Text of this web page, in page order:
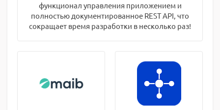
функционал управления приложением и
полностью документированное REST API, что
сокращает время разработки в несколько раз!